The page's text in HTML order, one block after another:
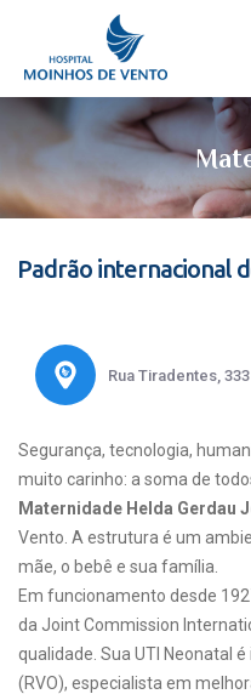
Padrão internacional
Rua Tiradentes, 333
Segurança, tecnologia,
muito carinho: a soma de
Maternidade Helda Gerdau
Vento. A estrutura é um
mãe, o bebê e sua família.
Em funcionamento desde
da Joint Commission
qualidade. Sua UTI Neonatal
(RVO), especialista em